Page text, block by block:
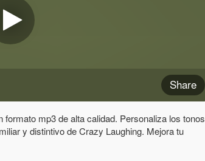
Share
mp3 de alta calidad. Personaliza los tonos
y distintivo de Crazy Laughing. Mejora tu